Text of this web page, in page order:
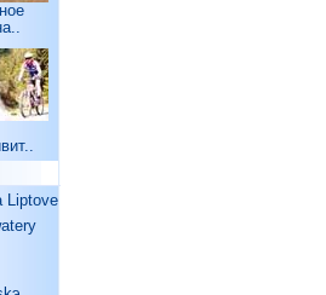
Liptove